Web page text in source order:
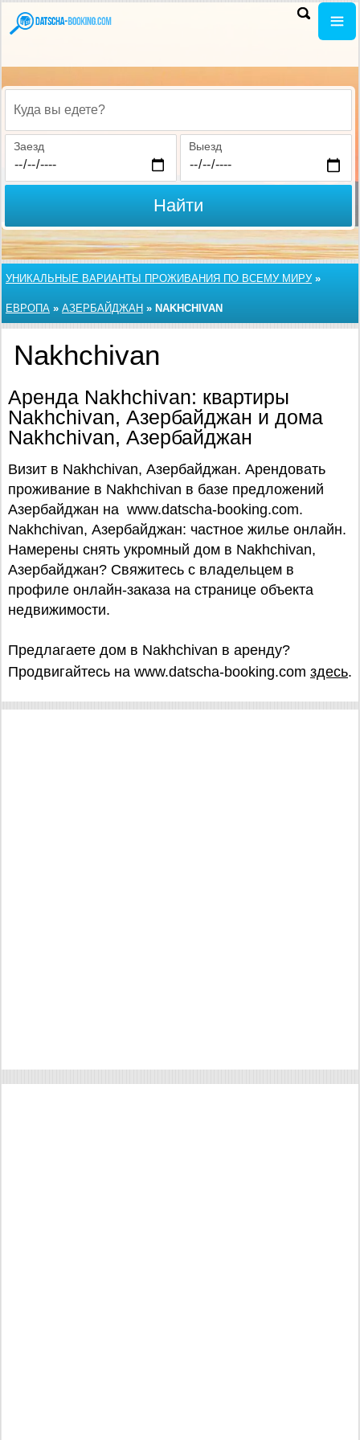
Куда вы едете?
Заезд Выезд
Найти
УНИКАЛЬНЫЕ ВАРИАНТЫ ПРОЖИВАНИЯ ПО ВСЕМУ МИРУ»
ЕВРОПА » АЗЕРБАЙДЖАН » NAKHCHIVAN
Nakhchivan
Аренда Nakhchivan: квартиры
Nakhchivan, Азербайджан и дома
Nakhchivan, Азербайджан
Визит в Nakhchivan, Азербайджан. Арендовать
проживание в Nakhchivan в базе предложений
Азербайджан на www.datscha-booking.com.
Nakhchivan, Азербайджан: частное жилье онлайн.
Намерены снять укромный дом в Nakhchivan,
Азербайджан? Свяжитесь с владельцем в
профиле онлайн-заказа на странице объекта
недвижимости.
Предлагаете дом в Nakhchivan в аренду?
Продвигайтесь на www.datscha-booking.com здесь.